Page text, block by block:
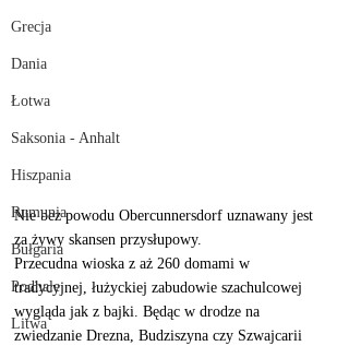
Grecja
Dania
Łotwa
Saksonia - Anhalt
Hiszpania
Rumunia
Bułgaria
Podhale
Litwa
Nie bez powodu Obercunnersdorf uznawany jest
za żywy skansen przysłupowy.
Przecudna wioska z aż 260 domami w
tradycyjnej, łużyckiej zabudowie szachulcowej
wygląda jak z bajki. Będąc w drodze na
zwiedzanie Drezna, Budziszyna czy Szwajcarii